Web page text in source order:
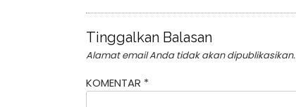
Tinggalkan Balasan
Alamat email Anda tidak akan dipublikasikan.
KOMENTAR *